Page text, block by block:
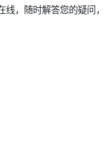
线，随时解答您的疑问